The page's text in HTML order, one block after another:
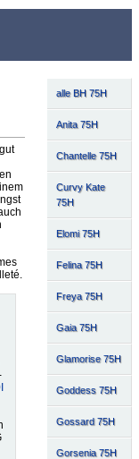
alle BH 75H
Anita 75H
Chantelle 75H
Curvy Kate
75H
Elomi 75H
Felina 75H
Freya 75H
Gaia 75H
Glamorise 75H
Goddess 75H
Gossard 75H
Gorsenia 75H